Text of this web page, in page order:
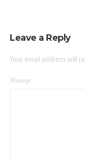
Leave a Reply
Your email address will
Message